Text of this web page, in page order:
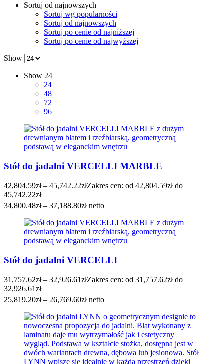
Sortuj od najnowszych
Sortuj wg popularności
Sortuj od najnowszych
Sortuj po cenie od najniższej
Sortuj po cenie od najwyższej
Show
Show 24
24
48
72
96
Stół do jadalni VERCELLI MARBLE
42,804.59zł – 45,742.22złZakres cen: od 42,804.59zł do
45,742.22zł
34,800.48zł– 37,188.80złnetto
Stół do jadalni VERCELLI
31,757.62zł – 32,926.61złZakres cen: od 31,757.62zł do
32,926.61zł
25,819.20zł– 26,769.60złnetto